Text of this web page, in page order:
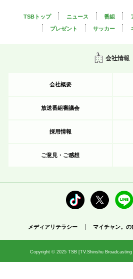
TSBトップ ニュース 番組
プレゼント
サッカー
会社情報
会社概要
放送番組審議会
採用情報
ご意見・ご感想
メディアリテラシー マイチャン。の
Copyright © 2025 TSB [TV.Shinshu